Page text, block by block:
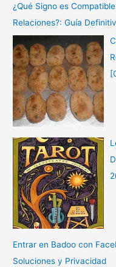
¿Qué Signo es
Relaciones?: Guía
Entrar en Badoo con
Soluciones y Privacidad